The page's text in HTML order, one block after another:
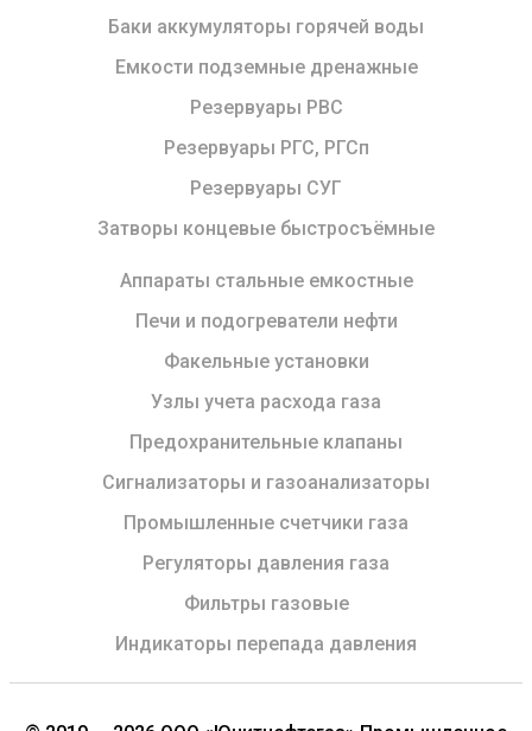
Баки аккумуляторы горячей воды
Емкости подземные дренажные
Резервуары РВС
Резервуары РГС, РГСп
Резервуары СУГ
Затворы концевые быстросъёмные
Аппараты стальные емкостные
Печи и подогреватели нефти
Факельные установки
Узлы учета расхода газа
Предохранительные клапаны
Сигнализаторы и газоанализаторы
Промышленные счетчики газа
Регуляторы давления газа
Фильтры газовые
Индикаторы перепада давления